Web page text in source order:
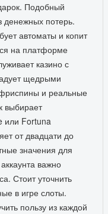
Подобный
денежных потерь.
автоматы и копит
на платформе
казино с
щедрыми
и реальные
выбирает
или Fortuna
от двадцати до
значения для
важно
Стоит уточнить
в игре слоты.
пользу из каждой